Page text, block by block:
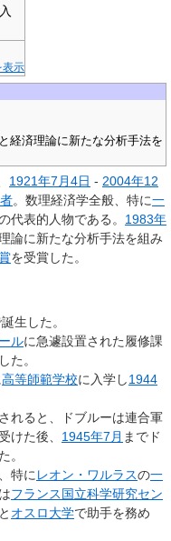
表示
経済理論に新たな分析手法を
1921年7月4日 - 2004年12
。数理経済学全般、特に一
代表的人物である。 1983年
論に新たな分析手法を組み
を受賞した。
生した。
ルに急遽設置された履修課
た。
高等師範学校に入学し1944
れると、ドブルーは連合軍
けた後、 1945年7月 までド
。
特に レオン・ワルラスの一
フランス国立科学研究セン
と オスロ大学で助手を務め